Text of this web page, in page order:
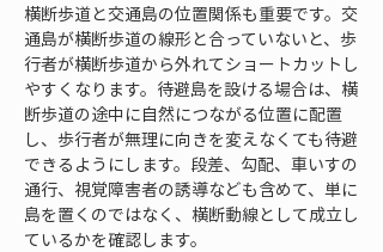
横断歩道と交通島の位置関係も重要です。交
通島が横断歩道の線形と合っていないと、歩
行者が横断歩道から外れてショートカットし
やすくなります。待避島を設ける場合は、横
断歩道の途中に自然につながる位置に配置
し、歩行者が無理に向きを変えなくても待避
できるようにします。段差、勾配、車いすの
通行、視覚障害者の誘導なども含めて、単に
島を置くのではなく、横断動線として成立し
ているかを確認します。